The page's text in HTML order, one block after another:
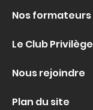
Nos formateurs
Le Club Privilège
Nous rejoindre
Plan du site